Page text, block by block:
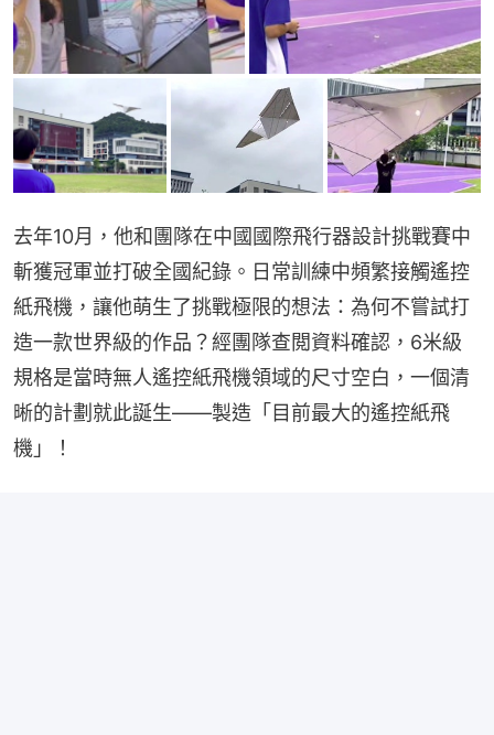
去年10月，他和團隊在中國國際飛行器設計挑戰賽中
斬獲冠軍並打破全國紀錄。日常訓練中頻繁接觸遙控
紙飛機，讓他萌生了挑戰極限的想法：為何不嘗試打
造一款世界級的作品？經團隊查閲資料確認，6米級
規格是當時無人遙控紙飛機領域的尺寸空白，一個清
晰的計劃就此誕生——製造「目前最大的遙控紙飛
機」！